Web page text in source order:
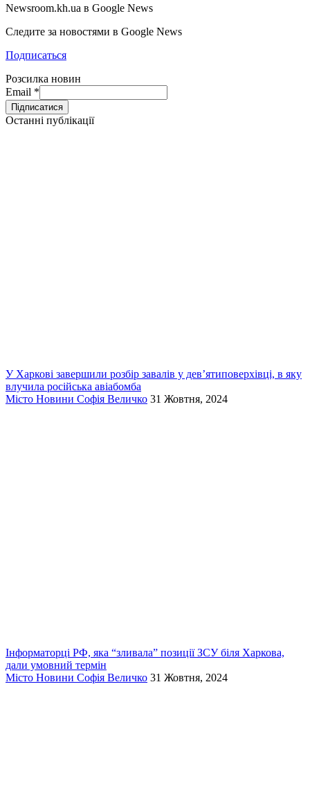
Newsroom.kh.ua в Google News
Следите за новостями в Google News
Подписаться
Розсилка новин
Email *
Останні публікації
У Харкові завершили розбір завалів у дев’ятиповерхівці, в яку
влучила російська авіабомба
Місто Новини Софія Величко 31 Жовтня, 2024
Інформаторці РФ, яка “зливала” позиції ЗСУ біля Харкова,
дали умовний термін
Місто Новини Софія Величко 31 Жовтня, 2024